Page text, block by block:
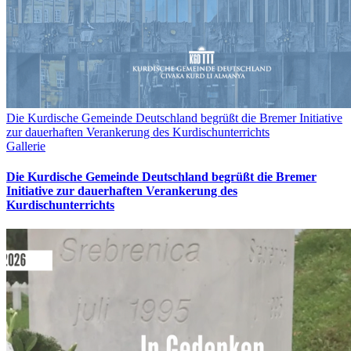
Die Kurdische Gemeinde Deutschland begrüßt die Bremer Initiative
zur dauerhaften Verankerung des Kurdischunterrichts
Gallerie
Die Kurdische Gemeinde Deutschland begrüßt die Bremer
Initiative zur dauerhaften Verankerung des
Kurdischunterrichts